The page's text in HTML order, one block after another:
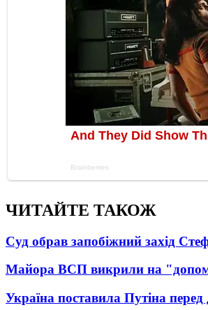
ЧИТАЙТЕ ТАКОЖ
Суд обрав запобіжний захід
Майора ВСП викрили на
Україна поставила Путіна